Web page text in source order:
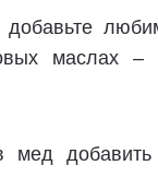
маслах
добавить